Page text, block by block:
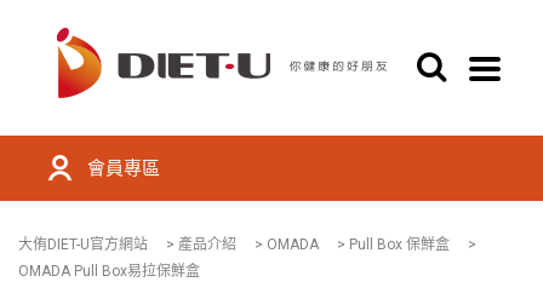
會員專區
大侑DIET-U官方網站 > 產品介紹 > OMADA > Pull Box 保鮮盒
>
OMADA Pull Box易拉保鮮盒